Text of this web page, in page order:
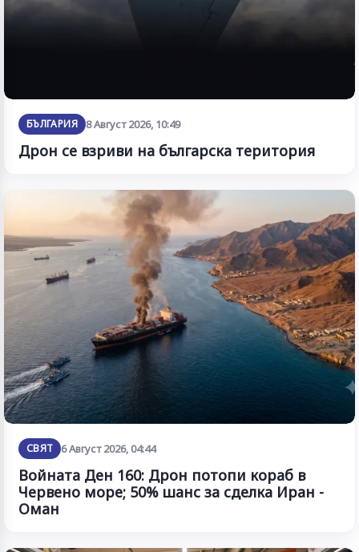
БЪЛГАРИЯ 8 Август 2026, 10:49
Дрон се взриви на българска територия
СВЯТ 6 Август 2026, 04:44
Войната Ден 160: Дрон потопи кораб в
Червено море; 50% шанс за сделка Иран -
Оман